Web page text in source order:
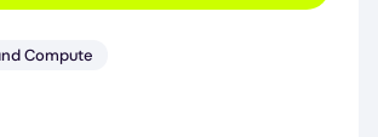
Compute